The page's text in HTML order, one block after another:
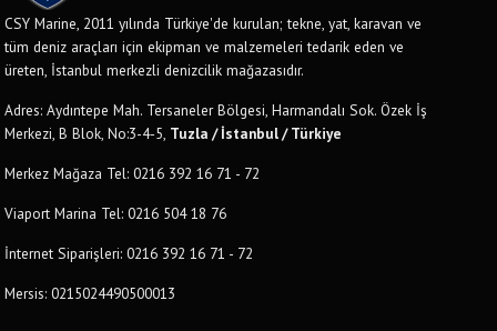
CSY Marine, 2011 yılında Türkiye'de kurulan; tekne, yat, karavan ve
tüm deniz araçları için ekipman ve malzemeleri tedarik eden ve
üreten, İstanbul merkezli denizcilik mağazasıdır.
Adres: Aydıntepe Mah. Tersaneler Bölgesi, Harmandalı Sok. Özek İş
Merkezi, B Blok, No:3-4-5, Tuzla / İstanbul / Türkiye
Merkez Mağaza Tel: 0216 392 16 71 - 72
Viaport Marina Tel: 0216 504 18 76
İnternet Siparişleri: 0216 392 16 71 - 72
Mersis: 0215024490500013